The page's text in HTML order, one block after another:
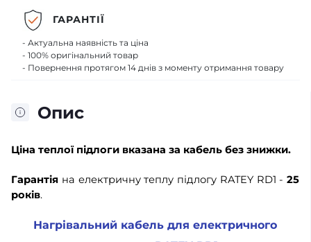
Опис
Ціна теплої підлоги вказана за кабель без знижки.
Гарантія на електричну теплу підлогу RATEY RD1 - 25
років.
Нагрівальний кабель для електричного
ГАРАНТІЇ
- Актуальна наявність та ціна
- 100% оригінальний товар
- Повернення протягом 14 днів з моменту отримання товару